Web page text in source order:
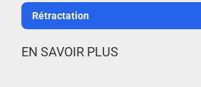
Rétractation
EN SAVOIR PLUS